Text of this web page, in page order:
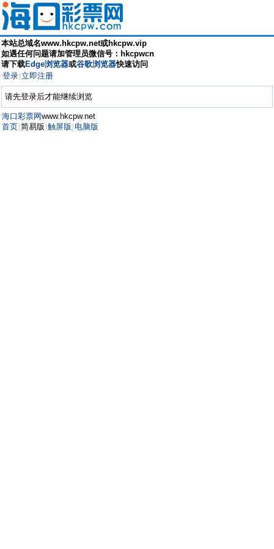
本站总域名www.hkcpw.net或hkcpw.vip
如遇任何问题请加管理员微信号：hkcpwcn
请下载Edge浏览器或谷歌浏览器快速访问
登录 立即注册
请先登录后才能继续浏览
海口彩票网www.hkcpw.net
首页 简易版 触屏版 电脑版